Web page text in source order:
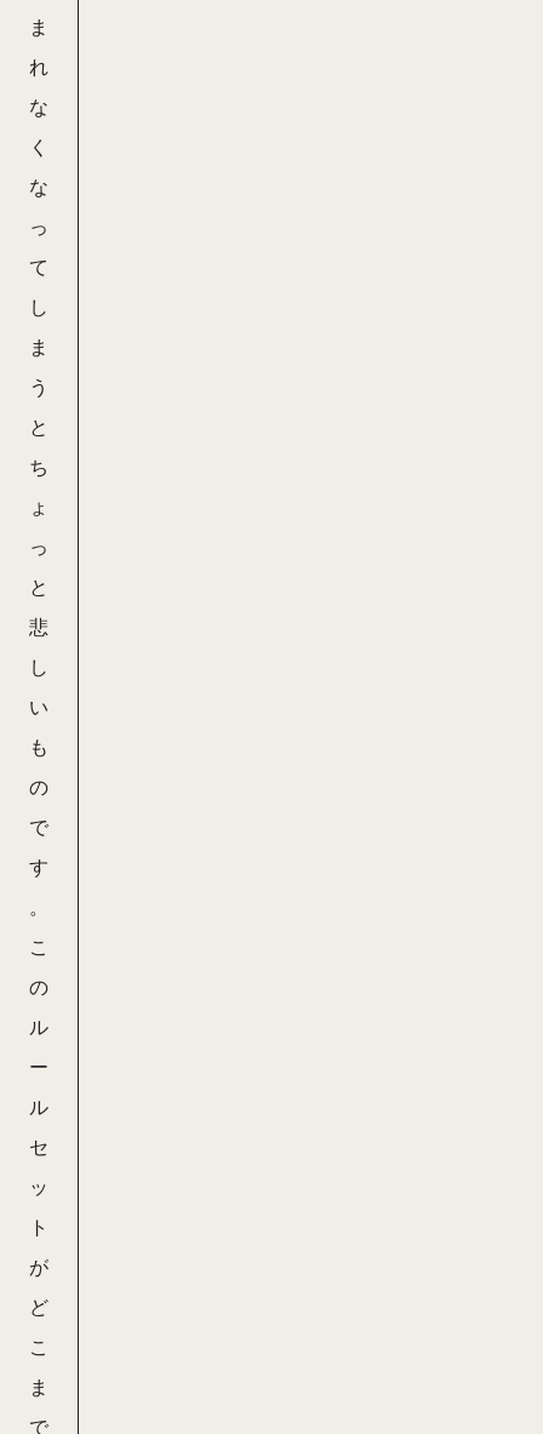
ま
れ
な
く
な
っ
て
し
ま
う
と
ち
ょ
っ
と
悲
し
い
も
の
で
す
。
こ
の
ル
ー
ル
セ
ッ
ト
が
ど
こ
ま
で